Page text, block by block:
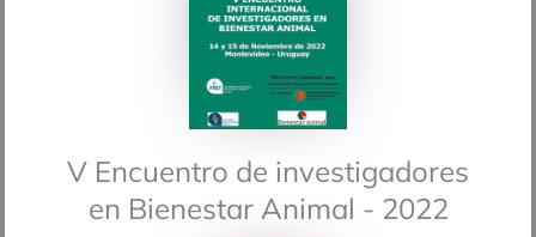
V Encuentro de investigadores
en Bienestar Animal - 2022